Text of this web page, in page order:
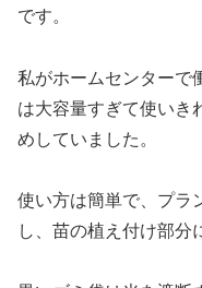
です。
私がホームセンターで
は大容量すぎて使いき
めしていました。
使い方は簡単で、プラ
し、苗の植え付け部分